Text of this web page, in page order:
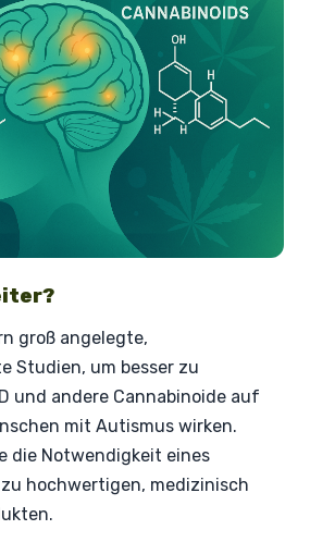
groß angelegte,
Studien, um besser zu
und andere Cannabinoide auf
mit Autismus wirken.
die Notwendigkeit eines
hochwertigen, medizinisch